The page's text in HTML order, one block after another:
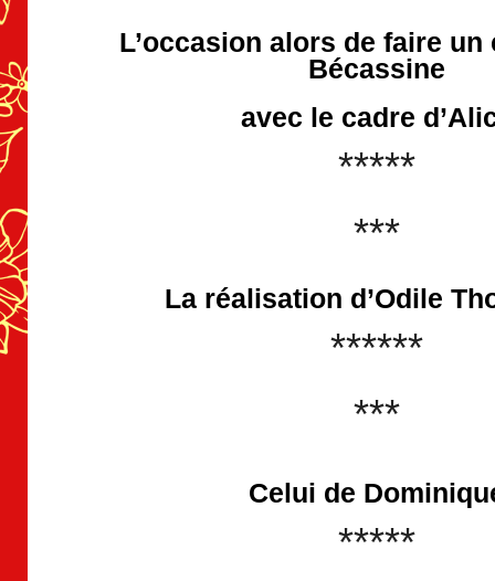
L’occasion alors de faire
Bécassine
avec le cadre
*****
***
La réalisation d’Odile
******
***
Celui de
*****